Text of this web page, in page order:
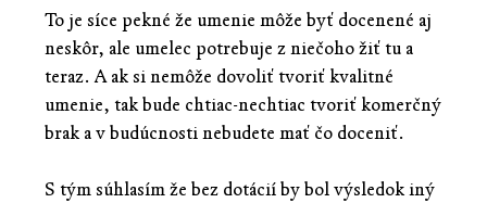
To je síce pekné že umenie môže byť docenené aj
neskôr, ale umelec potrebuje z niečoho žiť tu a
teraz. A ak si nemôže dovoliť tvoriť kvalitné
umenie, tak bude chtiac-nechtiac tvoriť komerčný
brak a v budúcnosti nebudete mať čo doceniť.
S tým súhlasím že bez dotácií by bol výsledok iný